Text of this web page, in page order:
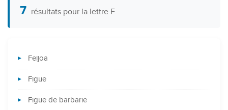
7 résultats pour la lettre F
Feijoa
Figue
Figue de barbarie